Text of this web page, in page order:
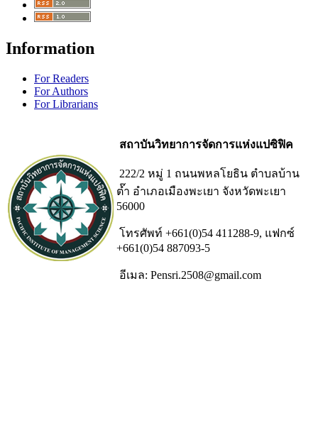
Information
For Readers
For Authors
For Librarians
สถาบันวิทยาการจัดการแห่งแปซิฟิค
222/2 หมู่ 1 ถนนพหลโยธิน ตำบลบ้าน
ต๊ำ อำเภอเมืองพะเยา จังหวัดพะเยา
56000
โทรศัพท์ +661(0)54 411288-9, แฟกซ์
+661(0)54 887093-5
อีเมล: Pensri.2508@gmail.com